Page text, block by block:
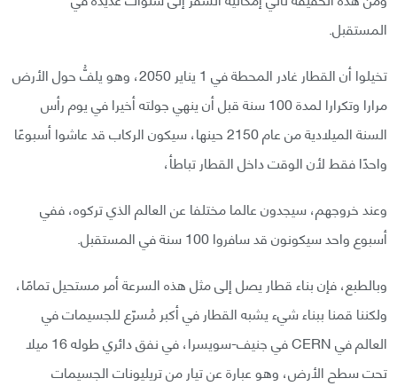
المستقبل.
تخيلوا أن القطار غادر المحطة في 1 يناير 2050، وهو يلفُّ حول الأرض
مرارا وتكرارا لمدة 100 سنة قبل أن ينهي جولته أخيرا في يوم رأس
السنة الميلادية من عام 2150 حينها، سيكون الركاب قد عاشوا أسبوعًا
واحدًا فقط لأن الوقت داخل القطار تباطأ،
وعند خروجهم، سيجدون عالما مختلفا عن العالم الذي تركوه، ففي
أسبوع واحد سيكونون قد سافروا 100 سنة في المستقبل.
وبالطبع، فإن بناء قطار يصل إلى مثل هذه السرعة أمر مستحيل تمامًا،
ولكننا قمنا ببناء شيء يشبه القطار في أكبر مُسرّع للجسيمات في
العالم في CERN في جنيف-سويسرا، في نفق دائري طوله 16 ميلا
تحت سطح الأرض، وهو عبارة عن تيار من تريليونات الجسيمات